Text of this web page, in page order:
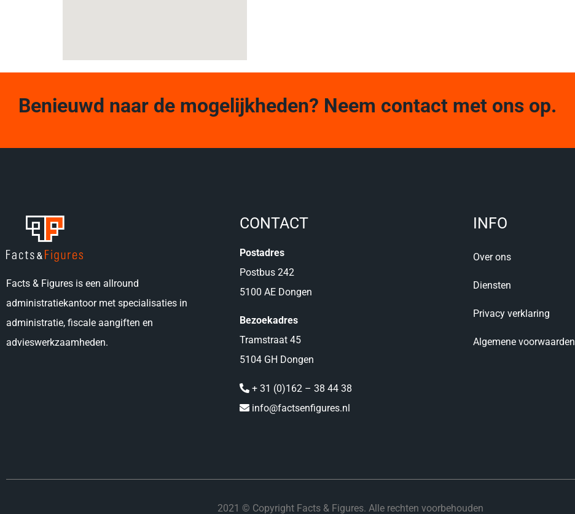
Benieuwd naar de mogelijkheden? Neem contact met ons op.
Facts & Figures is een allround
administratiekantoor met specialisaties in
administratie, fiscale aangiften en
advieswerkzaamheden.
CONTACT
Postadres
Postbus 242
5100 AE Dongen
Bezoekadres
Tramstraat 45
5104 GH Dongen
+ 31 (0)162 – 38 44 38
info@factsenfigures.nl
INFO
Over ons
Diensten
Privacy verklaring
Algemene voorwaarden
2021 © Copyright Facts & Figures. Alle rechten voorbehouden